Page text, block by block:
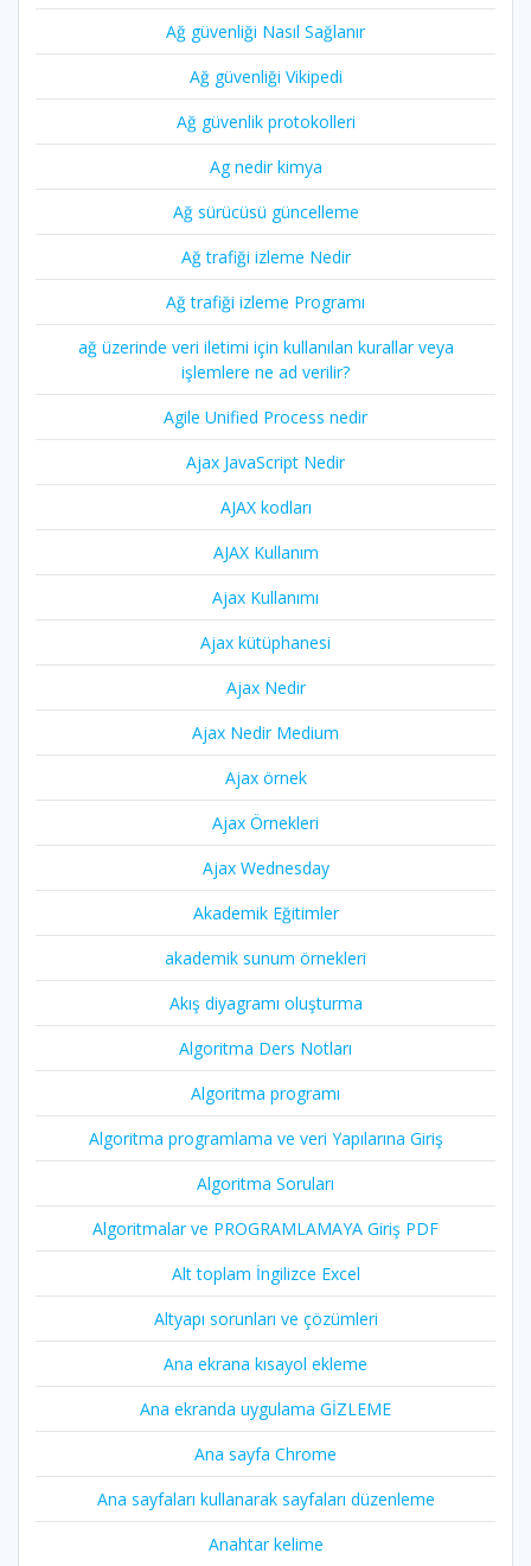
Ağ güvenliği Nasıl Sağlanır
Ağ güvenliği Vikipedi
Ağ güvenlik protokolleri
Ag nedir kimya
Ağ sürücüsü güncelleme
Ağ trafiği izleme Nedir
Ağ trafiği izleme Programı
ağ üzerinde veri iletimi için kullanılan kurallar veya
işlemlere ne ad verilir?
Agile Unified Process nedir
Ajax JavaScript Nedir
AJAX kodları
AJAX Kullanım
Ajax Kullanımı
Ajax kütüphanesi
Ajax Nedir
Ajax Nedir Medium
Ajax örnek
Ajax Örnekleri
Ajax Wednesday
Akademik Eğitimler
akademik sunum örnekleri
Akış diyagramı oluşturma
Algoritma Ders Notları
Algoritma programı
Algoritma programlama ve veri Yapılarına Giriş
Algoritma Soruları
Algoritmalar ve PROGRAMLAMAYA Giriş PDF
Alt toplam İngilizce Excel
Altyapı sorunları ve çözümleri
Ana ekrana kısayol ekleme
Ana ekranda uygulama GİZLEME
Ana sayfa Chrome
Ana sayfaları kullanarak sayfaları düzenleme
Anahtar kelime